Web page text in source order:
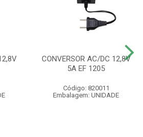
CONVERSOR AC/DC 12,8V
5A EF 1205
Código: 820011
Embalagem: UNIDADE